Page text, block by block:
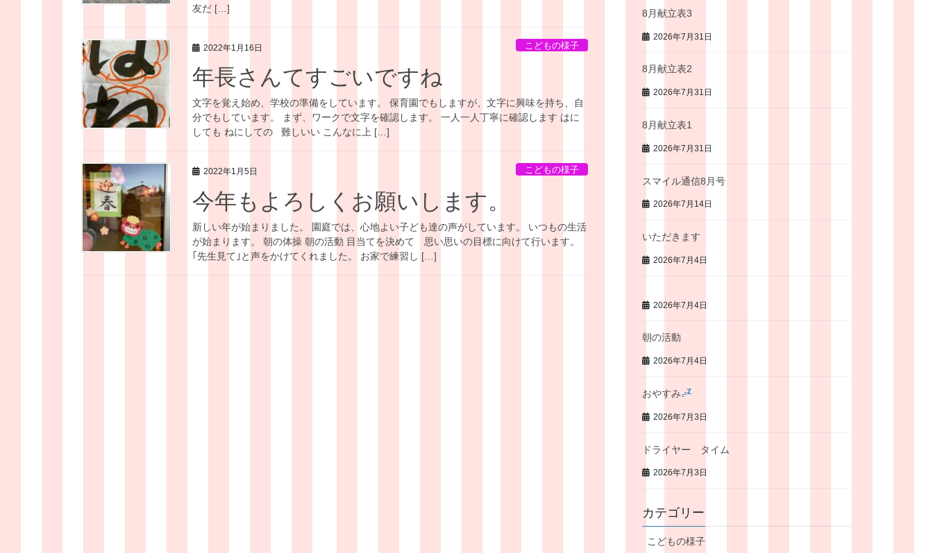
友だ […]
2022年1月16日 こどもの様子
年長さんてすごいですね
文字を覚え始め、学校の準備をしています。 保育園でもしますが、文字に興味を持ち、自
分でもしています。 まず、ワークで文字を確認します。 一人一人丁寧に確認します はに
しても ねにしての 難しいい こんなに上 […]
2022年1月5日 こどもの様子
今年もよろしくお願いします。
新しい年が始まりました。 園庭では、心地よい子ども達の声がしています。 いつもの生活
が始まります。 朝の体操 朝の活動 目当てを決めて 思い思いの目標に向けて行います。
｢先生見て｣と声をかけてくれました。 お家で練習し […]
8月献立表3
2026年7月31日
8月献立表2
2026年7月31日
8月献立表1
2026年7月31日
スマイル通信8月号
2026年7月14日
いただきます
2026年7月4日
2026年7月4日
朝の活動
2026年7月4日
おやすみ
2026年7月3日
ドライヤー タイム
2026年7月3日
カテゴリー
こどもの様子